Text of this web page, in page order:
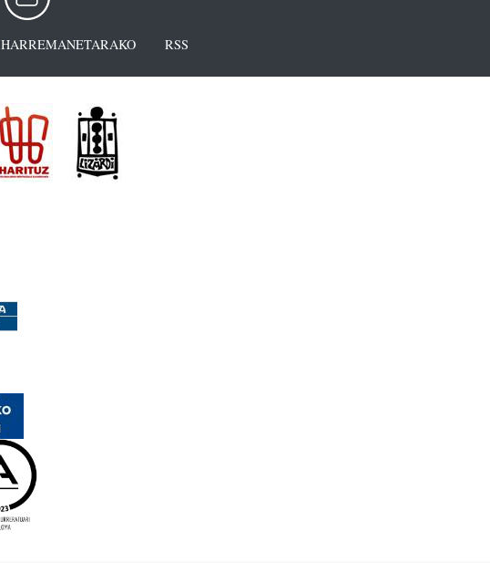
HARREMANETARAKO RSS